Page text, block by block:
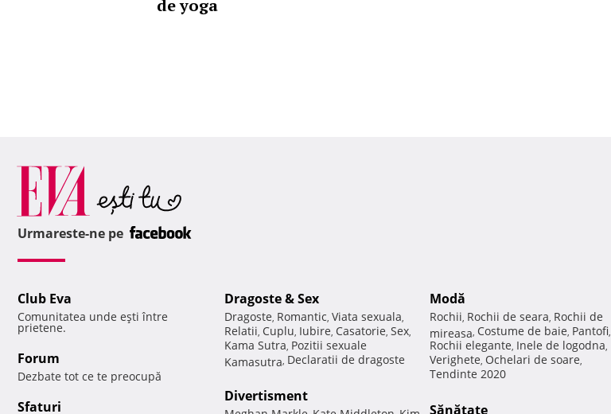
de yoga
Urmareste-ne pe
Club Eva
Comunitatea unde eşti între
prietene.
Forum
Dezbate tot ce te preocupă
Sfaturi
Dragoste & Sex
Dragoste, Romantic, Viata sexuala,
Relatii, Cuplu, Iubire, Casatorie, Sex,
Kama Sutra, Pozitii sexuale
Kamasutra, Declaratii de dragoste
Divertisment
Modă
Rochii, Rochii de seara, Rochii de
mireasa, Costume de baie, Pantofi,
Rochii elegante, Inele de logodna,
Verighete, Ochelari de soare,
Tendinte 2020
Sănătate